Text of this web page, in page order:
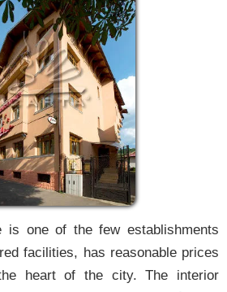
is one of the few establishments
facilities, has reasonable prices
heart of the city. The interior